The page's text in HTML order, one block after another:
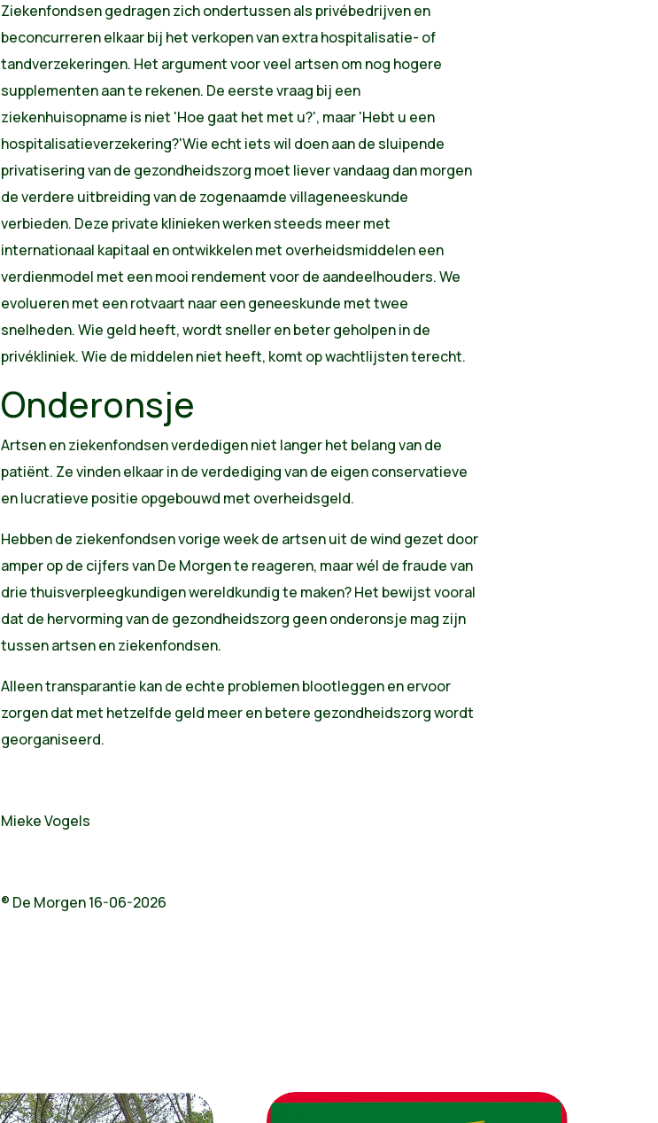
Ziekenfondsen gedragen zich ondertussen als privébedrijven en
beconcurreren elkaar bij het verkopen van extra hospitalisatie- of
tandverzekeringen. Het argument voor veel artsen om nog hogere
supplementen aan te rekenen. De eerste vraag bij een
ziekenhuisopname is niet 'Hoe gaat het met u?', maar 'Hebt u een
hospitalisatieverzekering?'Wie echt iets wil doen aan de sluipende
privatisering van de gezondheidszorg moet liever vandaag dan morgen
de verdere uitbreiding van de zogenaamde villageneeskunde
verbieden. Deze private klinieken werken steeds meer met
internationaal kapitaal en ontwikkelen met overheidsmiddelen een
verdienmodel met een mooi rendement voor de aandeelhouders. We
evolueren met een rotvaart naar een geneeskunde met twee
snelheden. Wie geld heeft, wordt sneller en beter geholpen in de
privékliniek. Wie de middelen niet heeft, komt op wachtlijsten terecht.
Onderonsje
Artsen en ziekenfondsen verdedigen niet langer het belang van de
patiënt. Ze vinden elkaar in de verdediging van de eigen conservatieve
en lucratieve positie opgebouwd met overheidsgeld.
Hebben de ziekenfondsen vorige week de artsen uit de wind gezet door
amper op de cijfers van De Morgen te reageren, maar wél de fraude van
drie thuisverpleegkundigen wereldkundig te maken? Het bewijst vooral
dat de hervorming van de gezondheidszorg geen onderonsje mag zijn
tussen artsen en ziekenfondsen.
Alleen transparantie kan de echte problemen blootleggen en ervoor
zorgen dat met hetzelfde geld meer en betere gezondheidszorg wordt
georganiseerd.
Mieke Vogels
® De Morgen 16-06-2026